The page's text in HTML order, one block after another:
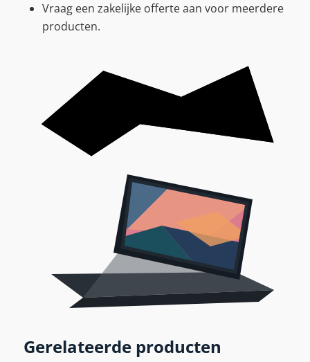
Vraag een zakelijke offerte aan voor meerdere
producten.
Gerelateerde producten